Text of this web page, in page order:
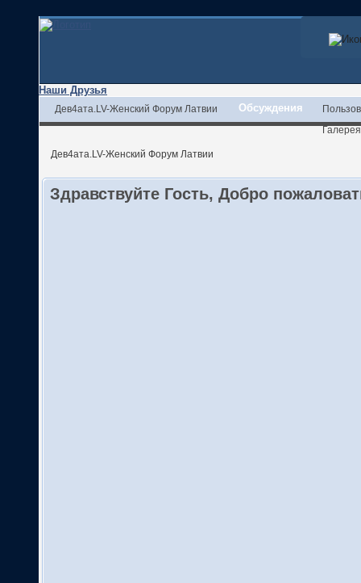
Наши Друзья
Дев4ата.LV-Женский Форум Латвии Обсуждения
Галерея
Дев4ата.LV-Женский Форум Латвии
Здравствуйте Гость, Добро